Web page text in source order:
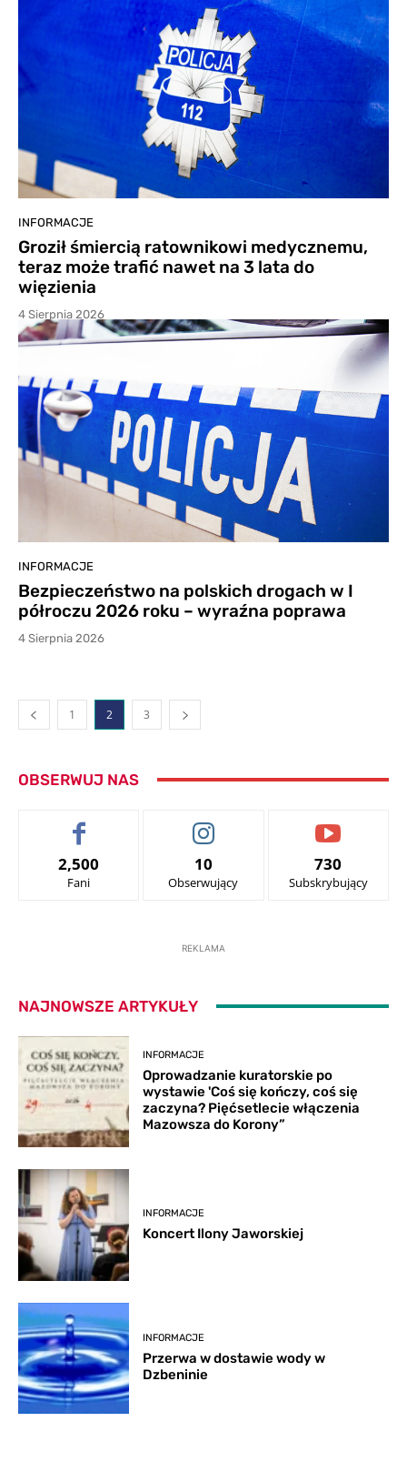
INFORMACJE
Groził śmiercią ratownikowi medycznemu,
teraz może trafić nawet na 3 lata do
więzienia
4 Sierpnia 2026
INFORMACJE
Bezpieczeństwo na polskich drogach w I
półroczu 2026 roku – wyraźna poprawa
4 Sierpnia 2026
1 2 3
OBSERWUJ NAS
2,500
Fani
10
Obserwujący
730
Subskrybujący
REKLAMA
NAJNOWSZE ARTYKUŁY
INFORMACJE
Oprowadzanie kuratorskie po
wystawie 'Coś się kończy, coś się
zaczyna? Pięćsetlecie włączenia
Mazowsza do Korony”
INFORMACJE
Koncert Ilony Jaworskiej
INFORMACJE
Przerwa w dostawie wody w
Dzbeninie